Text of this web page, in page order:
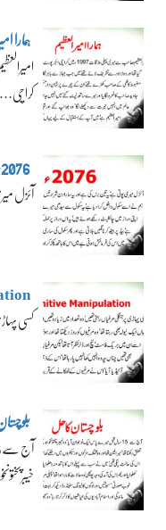
ہمارا
کراچی…
2076ء
آئزل
کسی